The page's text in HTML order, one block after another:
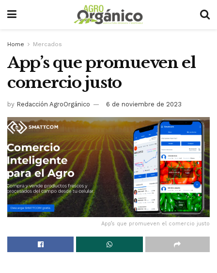
Home Mercados
App’s que promueven el
comercio justo
by Redacción AgroOrgánico 6 de noviembre de 2023
App’s que promueven el comercio justo